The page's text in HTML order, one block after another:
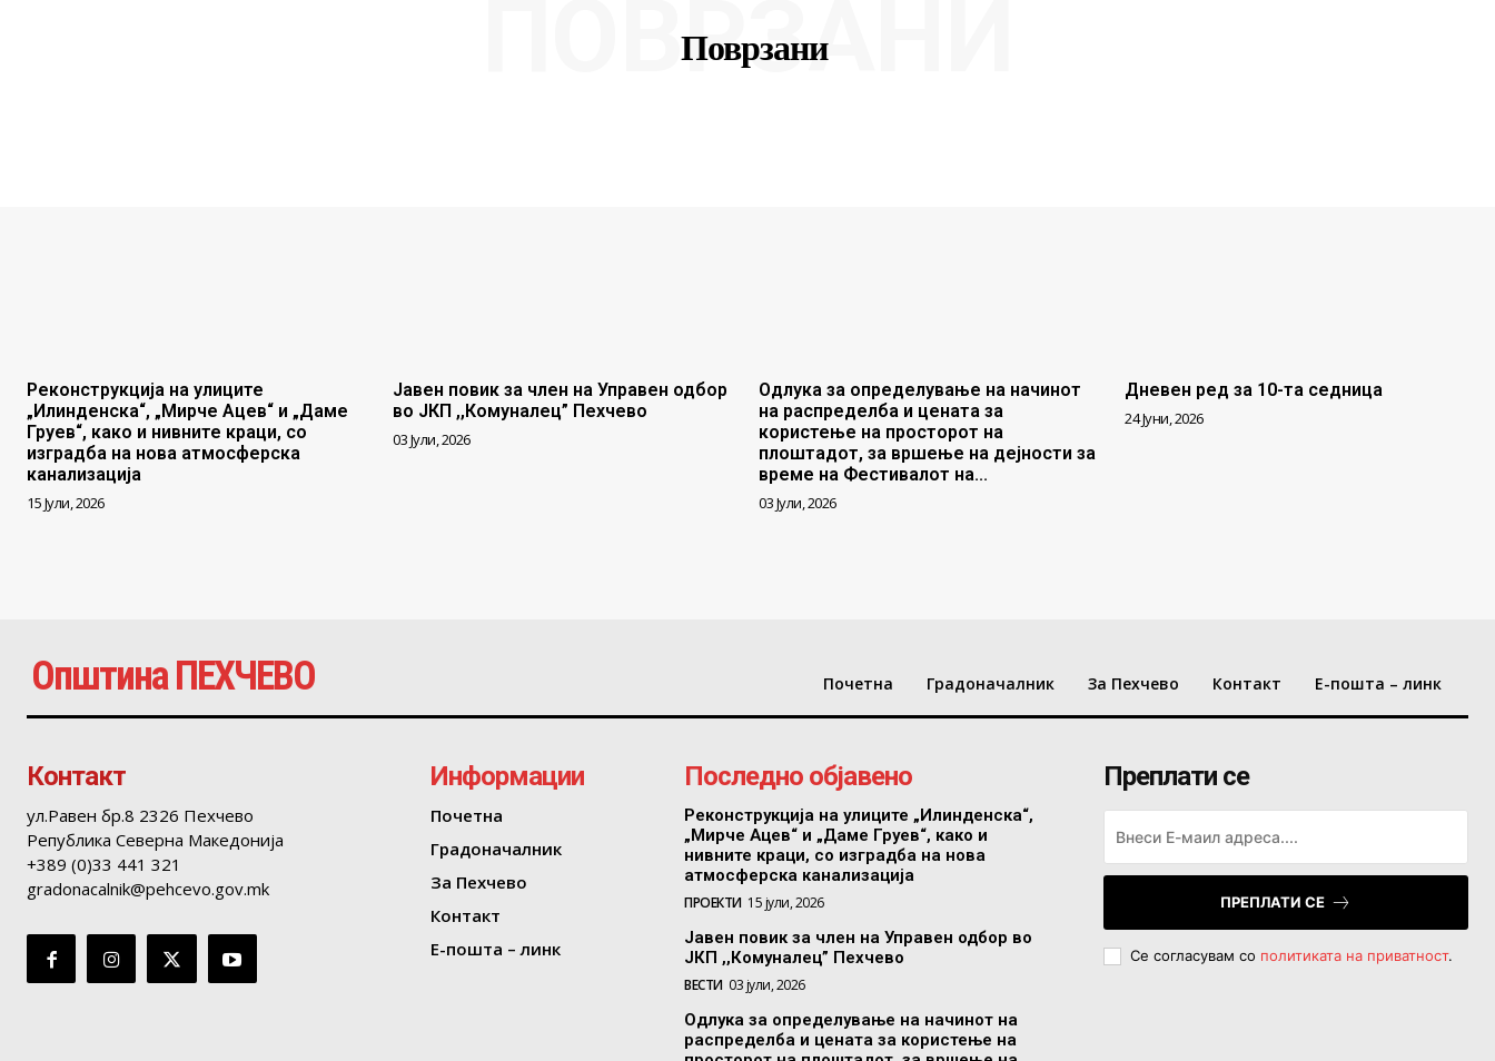
Поврзани
ПОВРЗАНИ
Реконструкција на улиците
„Илинденска“, „Мирче Ацев“ и „Даме
Груев“, како и нивните краци, со
изградба на нова атмосферска
канализација
15 Јули, 2026
Јавен повик за член на Управен одбор
во ЈКП ,,Комуналец” Пехчево
03 Јули, 2026
Одлука за определување на начинот
на распределба и цената за
користење на просторот на
плоштадот, за вршење на дејности за
време на Фестивалот на...
03 Јули, 2026
Дневен ред за 10-та седница
24 Јуни, 2026
Општина ПЕХЧЕВО Почетна Градоначалник За Пехчево Контакт Е-пошта – линк
Контакт
ул.Равен бр.8 2326 Пехчево
Република Северна Македонија
+389 (0)33 441 321
gradonacalnik@pehcevo.gov.mk
Информации
Почетна
Градоначалник
За Пехчево
Контакт
Е-пошта – линк
Последно објавено
Реконструкција на улиците „Илинденска“,
„Мирче Ацев“ и „Даме Груев“, како и
нивните краци, со изградба на нова
атмосферска канализација
ПРОЕКТИ 15 јули, 2026
Јавен повик за член на Управен одбор во
ЈКП ,,Комуналец” Пехчево
ВЕСТИ 03 јули, 2026
Одлука за определување на начинот на
распределба и цената за користење на
Преплати се
ПРЕПЛАТИ СЕ
Се согласувам со политиката на приватност.